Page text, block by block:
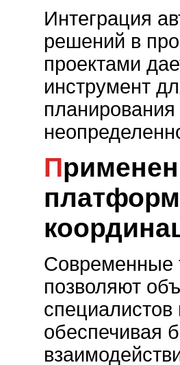
Интеграция
решений в
проектами
инструмент
Применение облачных
Современные
позволяют
специалистов
обеспечивая